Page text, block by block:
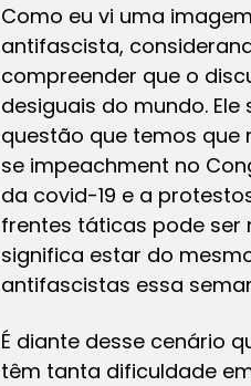
Como eu vi uma
antifascista,
compreender que o
desiguais do mundo.
questão que temos
se impeachment no
da covid-19 e a
frentes táticas pode ser
significa estar do
antifascistas essa
É diante desse cenário
têm tanta dificuldade